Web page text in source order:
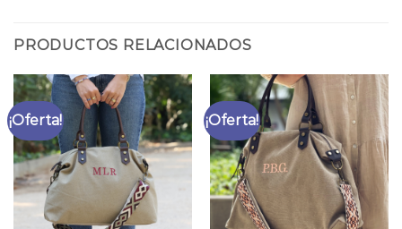
PRODUCTOS RELACIONADOS
¡Oferta! ¡Oferta!